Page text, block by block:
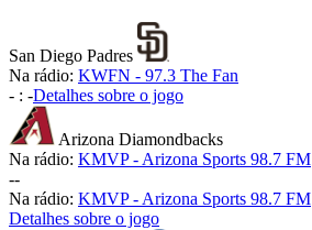
San Diego Padres
Na rádio: KWFN - 97.3 The Fan
- : -Detalhes sobre o jogo
Arizona Diamondbacks
Na rádio: KMVP - Arizona Sports 98.7 FM
--
Na rádio: KMVP - Arizona Sports 98.7 FM
Detalhes sobre o jogo